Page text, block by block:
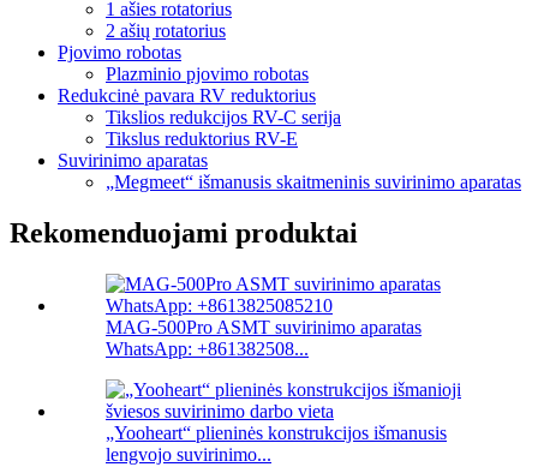
1 ašies rotatorius
2 ašių rotatorius
Pjovimo robotas
Plazminio pjovimo robotas
Redukcinė pavara RV reduktorius
Tikslios redukcijos RV-C serija
Tikslus reduktorius RV-E
Suvirinimo aparatas
„Megmeet“ išmanusis skaitmeninis suvirinimo aparatas
Rekomenduojami produktai
MAG-500Pro ASMT suvirinimo aparatas
WhatsApp: +861382508...
„Yooheart“ plieninės konstrukcijos išmanusis
lengvojo suvirinimo...